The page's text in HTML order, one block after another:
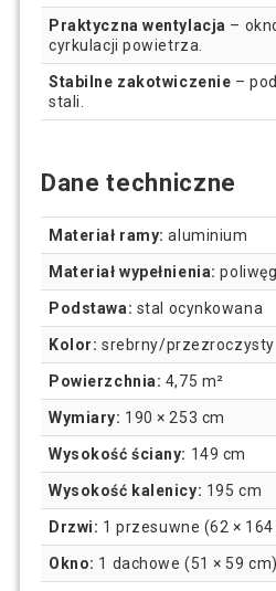
Praktyczna wentylacja –
cyrkulacji powietrza.
Stabilne zakotwiczenie –
stali.
Dane techniczne
Materiał ramy: aluminium
Materiał wypełnienia:
Podstawa: stal ocynkowana
Kolor: srebrny/przezroczysty
Powierzchnia: 4,75 m²
Wymiary: 190 × 253 cm
Wysokość ściany: 149 cm
Wysokość kalenicy: 195 cm
Drzwi: 1 przesuwne (62 × 164
Okno: 1 dachowe (51 × 59 cm)